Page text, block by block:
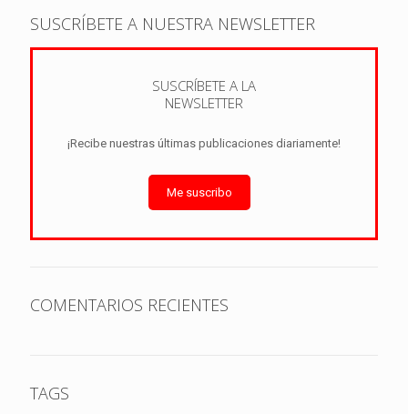
SUSCRÍBETE A NUESTRA NEWSLETTER
SUSCRÍBETE A LA
NEWSLETTER
¡Recibe nuestras últimas publicaciones diariamente!
Me suscribo
COMENTARIOS RECIENTES
TAGS